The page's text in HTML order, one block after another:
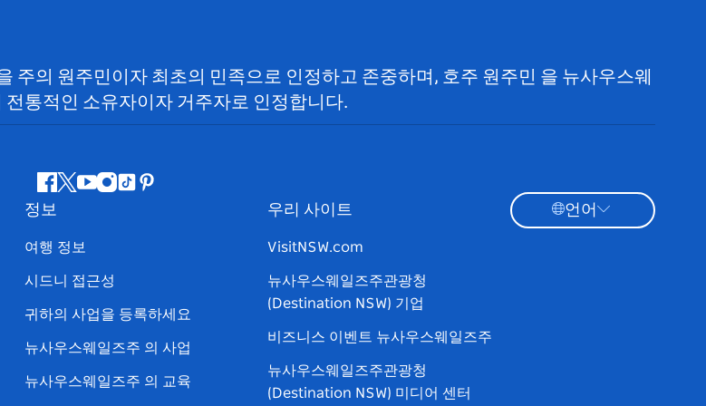
의 원주민이자 최초의 민족으로 인정하고 존중하며, 호주 원주민 을 뉴사우스웨
전통적인 소유자이자 거주자로 인정합니다.
페
이
지 유 인
램
틱
핀
정보
여행 정보
시드니 접근성
귀하의 사업을 등록하세요
뉴사우스웨일즈주 의 사업
뉴사우스웨일즈주 의 교육
우리 사이트
VisitNSW.com
뉴사우스웨일즈주관광청
(Destination NSW) 기업
비즈니스 이벤트 뉴사우스웨일즈주
뉴사우스웨일즈주관광청
(Destination NSW) 미디어 센터
언어